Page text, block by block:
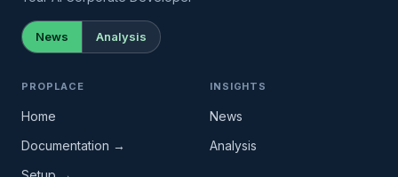
News Analysis
PROPLACE
Home
Documentation →
INSIGHTS
News
Analysis